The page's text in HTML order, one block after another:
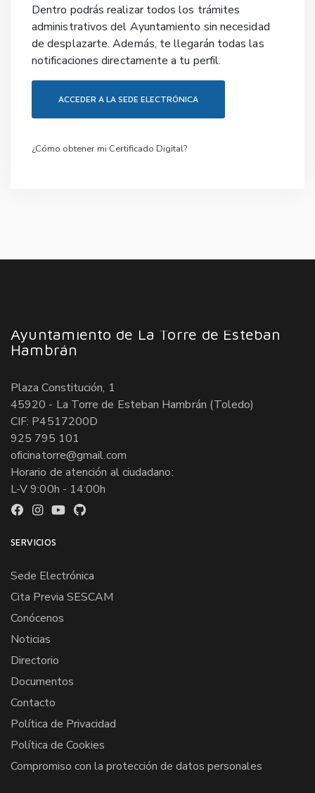
Dentro podrás realizar todos los trámites
administrativos del Ayuntamiento sin necesidad
de desplazarte. Además, te llegarán todas las
notificaciones directamente a tu perfil.
ACCEDER A LA SEDE ELECTRÓNICA
¿Cómo obtener mi Certificado Digital?
Ayuntamiento de La Torre de Esteban
Hambrán
Plaza Constitución, 1
45920 - La Torre de Esteban Hambrán (Toledo)
CIF: P4517200D
925 795 101
oficinatorre@gmail.com
Horario de atención al ciudadano:
L-V 9:00h - 14:00h
SERVICIOS
Sede Electrónica
Cita Previa SESCAM
Conócenos
Noticias
Directorio
Documentos
Contacto
Política de Privacidad
Política de Cookies
Compromiso con la protección de datos personales